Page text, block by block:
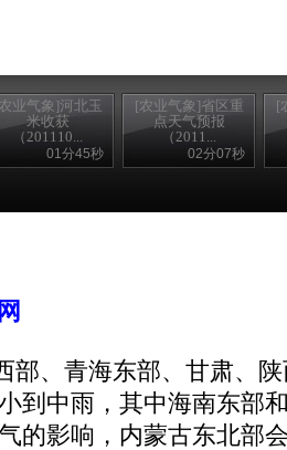
业气象]河北玉
米收获
（201110...
01分45秒
[农业气象]省区重
点天气预报
（2011...
02分07秒
[
、青海东部、甘肃、
到中雨，其中海南东部
的影响，内蒙古东北部